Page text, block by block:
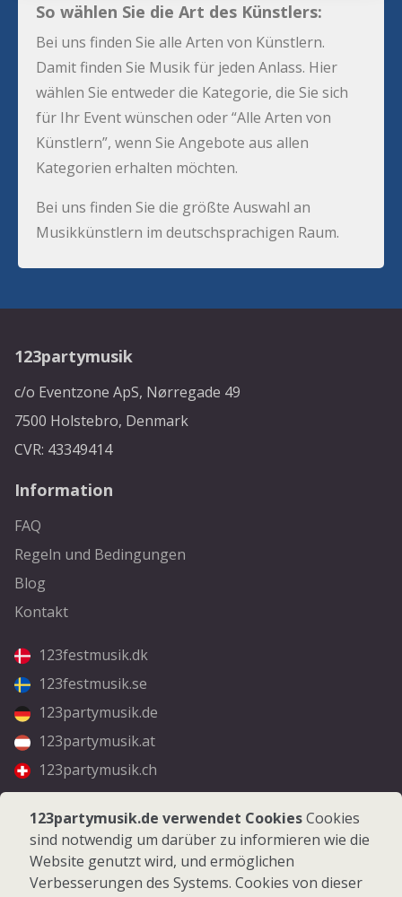
So wählen Sie die Art des Künstlers:
Bei uns finden Sie alle Arten von Künstlern.
Damit finden Sie Musik für jeden Anlass. Hier
wählen Sie entweder die Kategorie, die Sie sich
für Ihr Event wünschen oder “Alle Arten von
Künstlern”, wenn Sie Angebote aus allen
Kategorien erhalten möchten.
Bei uns finden Sie die größte Auswahl an
Musikkünstlern im deutschsprachigen Raum.
123partymusik
c/o Eventzone ApS, Nørregade 49
7500 Holstebro, Denmark
CVR: 43349414
Information
FAQ
Regeln und Bedingungen
Blog
Kontakt
123festmusik.dk
123festmusik.se
123partymusik.de
123partymusik.at
123partymusik.ch
Folgen Sie uns
Facebook
Instagram
123partymusik.de verwendet CookiesCookies
sind notwendig um darüber zu informieren wie die
Website genutzt wird, und ermöglichen
Verbesserungen des Systems. Cookies von dieser